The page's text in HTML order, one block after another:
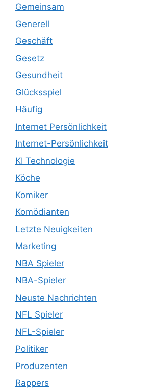
Gemeinsam
Generell
Geschäft
Gesetz
Gesundheit
Glücksspiel
Häufig
Internet Persönlichkeit
Internet-Persönlichkeit
KI Technologie
Köche
Komiker
Komödianten
Letzte Neuigkeiten
Marketing
NBA Spieler
NBA-Spieler
Neuste Nachrichten
NFL Spieler
NFL-Spieler
Politiker
Produzenten
Rappers